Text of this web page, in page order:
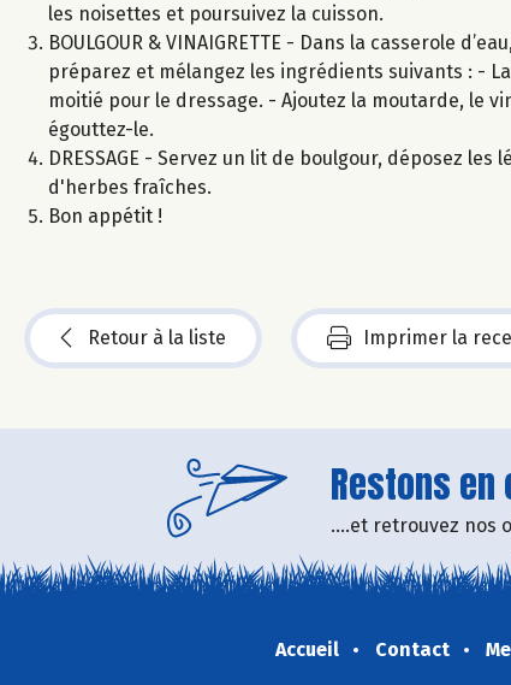
les noisettes et poursuivez la cuisson.
BOULGOUR & VINAIGRETTE - Dans la casserole
préparez et mélangez les ingrédients suivants : -
moitié pour le dressage. - Ajoutez la moutarde, le
égouttez-le.
DRESSAGE - Servez un lit de boulgour, déposez
d'herbes fraîches.
Bon appétit !
Retour à la liste Imprimer la
Restons
....et retrouvez nos
Accueil Contact